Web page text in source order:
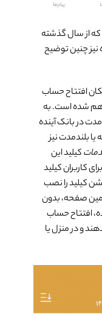
از سال گذشته
نیز چنین توضیح
افتتاح حساب
شده است. به
در بانک آینده
بلندمدت نیز
کیلید این
کاربران کیلید
کیلید را نصب
صفحه، بدون
افتتاح حساب
و در منزل یا